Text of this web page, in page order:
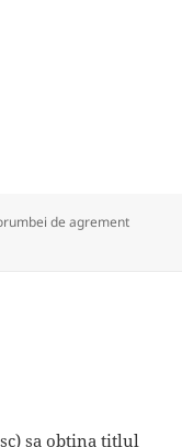
de agrement
sa obtina titlul